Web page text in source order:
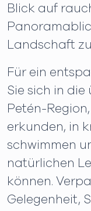
Blick auf
Landschaft
Für ein
Sie sich in
Petén-
erkunden, in
schwimmen
natürlichen
können.
Gelegenheit,